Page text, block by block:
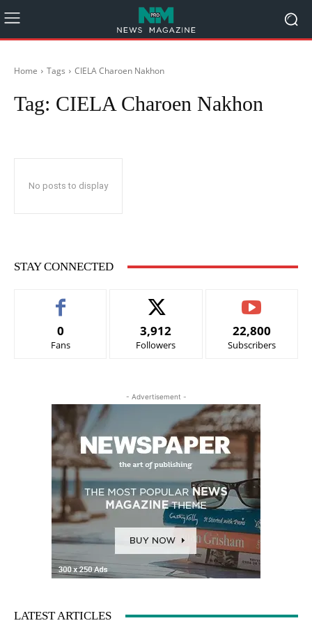
Home Tags CIELA Charoen Nakhon
Tag: CIELA Charoen Nakhon
No posts to display
STAY CONNECTED
0
Fans
3,912
Followers
22,800
Subscribers
- Advertisement -
LATEST ARTICLES